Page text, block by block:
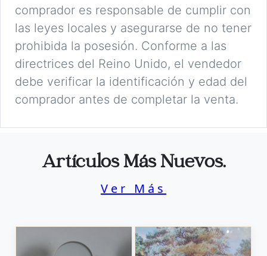
comprador es responsable de cumplir con
las leyes locales y asegurarse de no tener
prohibida la posesión. Conforme a las
directrices del Reino Unido, el vendedor
debe verificar la identificación y edad del
comprador antes de completar la venta.
Artículos Más Nuevos.
Ver Más